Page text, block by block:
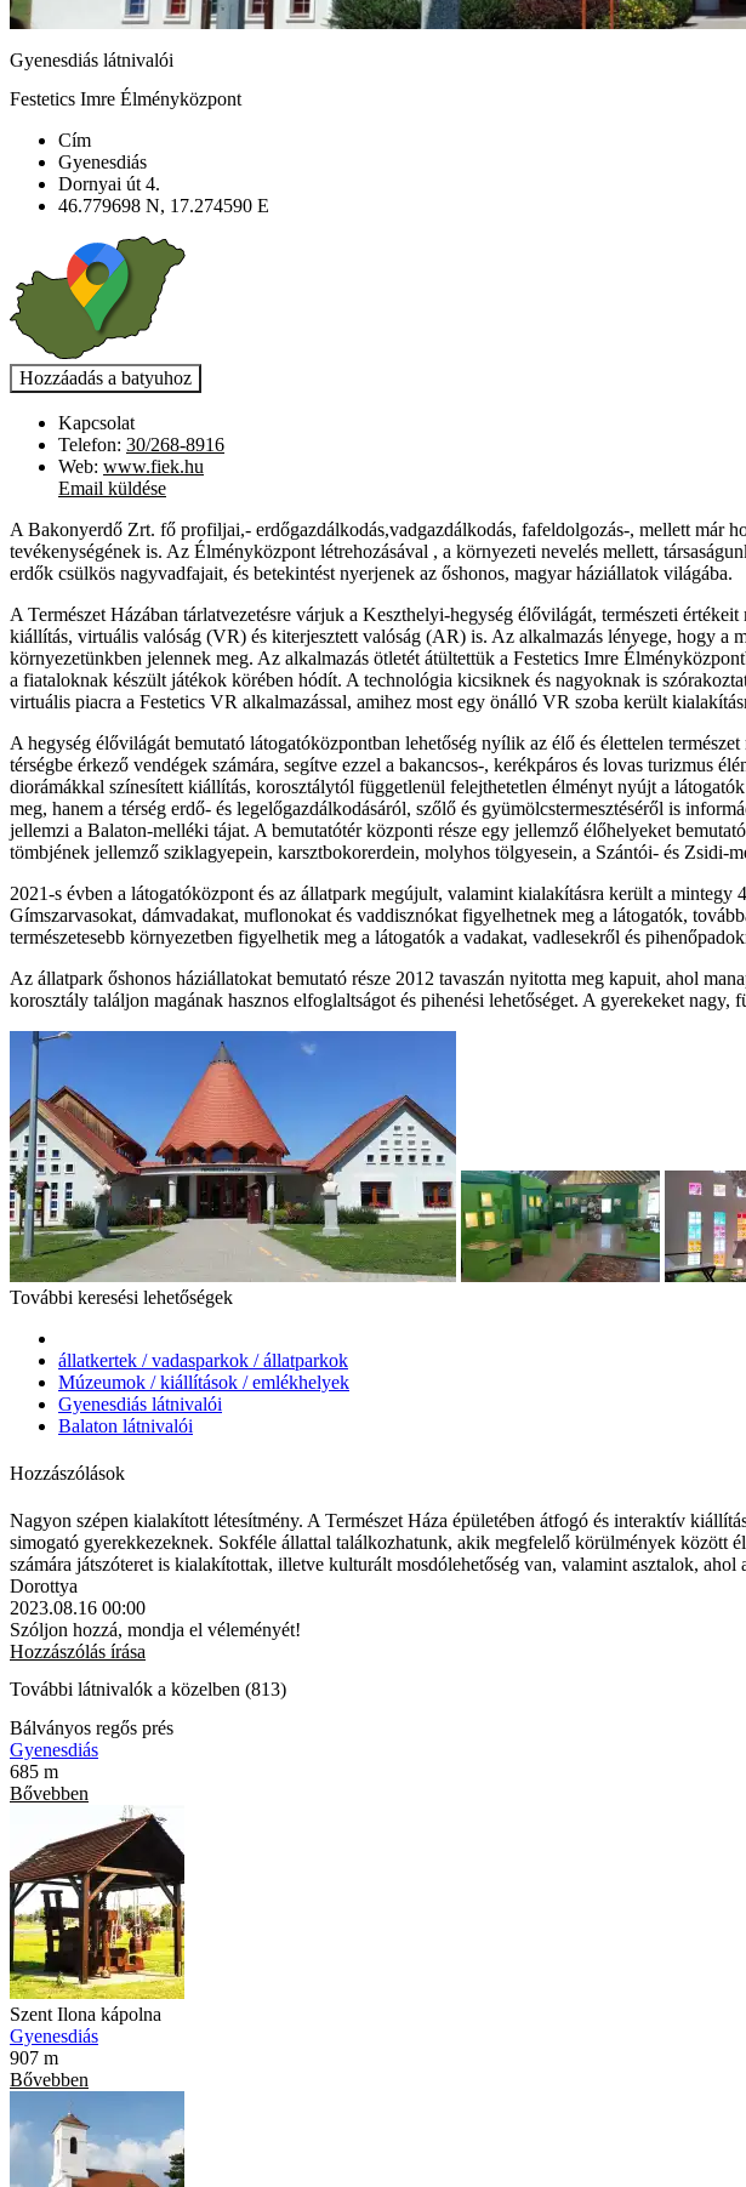
Gyenesdiás látnivalói
Festetics Imre Élményközpont
Cím
Gyenesdiás
Dornyai út 4.
46.779698 N, 17.274590 E
Kapcsolat
Telefon: 30/268-8916
Web: www.fiek.hu
Email küldése
A Bakonyerdő Zrt. fő profiljai,- erdőgazdálkodás,vadgazdálkodás, fafeldolgozás-, mellett már
tevékenységének is. Az Élményközpont létrehozásával , a környezeti nevelés mellett,
erdők csülkös nagyvadfajait, és betekintést nyerjenek az őshonos, magyar háziállatok világába.
A Természet Házában tárlatvezetésre várjuk a Keszthelyi-hegység élővilágát, természeti
kiállítás, virtuális valóság (VR) és kiterjesztett valóság (AR) is. Az alkalmazás lényege, hogy
környezetünkben jelennek meg. Az alkalmazás ötletét átültettük a Festetics Imre
a fiataloknak készült játékok körében hódít. A technológia kicsiknek és nagyoknak is
virtuális piacra a Festetics VR alkalmazással, amihez most egy önálló VR szoba került
A hegység élővilágát bemutató látogatóközpontban lehetőség nyílik az élő és élettelen
térségbe érkező vendégek számára, segítve ezzel a bakancsos-, kerékpáros és lovas
diorámákkal színesített kiállítás, korosztálytól függetlenül felejthetetlen élményt nyújt a
meg, hanem a térség erdő- és legelőgazdálkodásáról, szőlő és gyümölcstermesztéséről is
jellemzi a Balaton-melléki tájat. A bemutatótér központi része egy jellemző élőhelyeket
tömbjének jellemző sziklagyepein, karsztbokorerdein, molyhos tölgyesein, a Szántói- és Zsidi-
2021-s évben a látogatóközpont és az állatpark megújult, valamint kialakításra került a
Gímszarvasokat, dámvadakat, muflonokat és vaddisznókat figyelhetnek meg a látogatók,
természetesebb környezetben figyelhetik meg a látogatók a vadakat, vadlesekről és
Az állatpark őshonos háziállatokat bemutató része 2012 tavaszán nyitotta meg kapuit, ahol
korosztály találjon magának hasznos elfoglaltságot és pihenési lehetőséget. A gyerekeket
További keresési lehetőségek
állatkertek / vadasparkok / állatparkok
Múzeumok / kiállítások / emlékhelyek
Gyenesdiás látnivalói
Balaton látnivalói
Hozzászólások
Nagyon szépen kialakított létesítmény. A Természet Háza épületében átfogó és interaktív
simogató gyerekkezeknek. Sokféle állattal találkozhatunk, akik megfelelő körülmények
számára játszóteret is kialakítottak, illetve kulturált mosdólehetőség van, valamint asztalok,
Dorottya
2023.08.16 00:00
Szóljon hozzá, mondja el véleményét!
Hozzászólás írása
További látnivalók a közelben (813)
Bálványos regős prés
Gyenesdiás
685 m
Bővebben
Szent Ilona kápolna
Gyenesdiás
907 m
Bővebben